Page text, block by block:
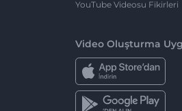
YouTube Videosu Fikirleri
Video Oluşturma